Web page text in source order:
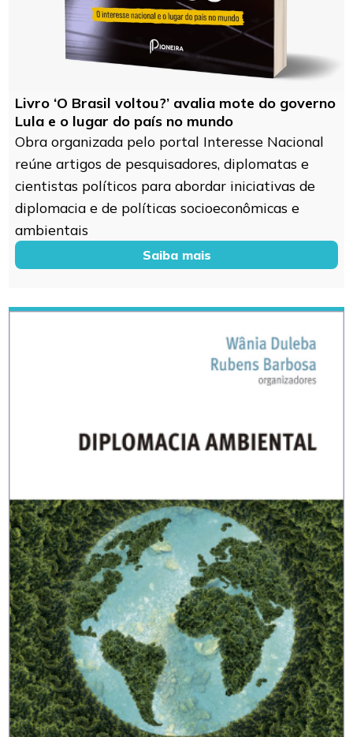
Livro ‘O Brasil voltou?’ avalia mote do governo
Lula e o lugar do país no mundo
Obra organizada pelo portal Interesse Nacional
reúne artigos de pesquisadores, diplomatas e
cientistas políticos para abordar iniciativas de
diplomacia e de políticas socioeconômicas e
ambientais
Saiba mais